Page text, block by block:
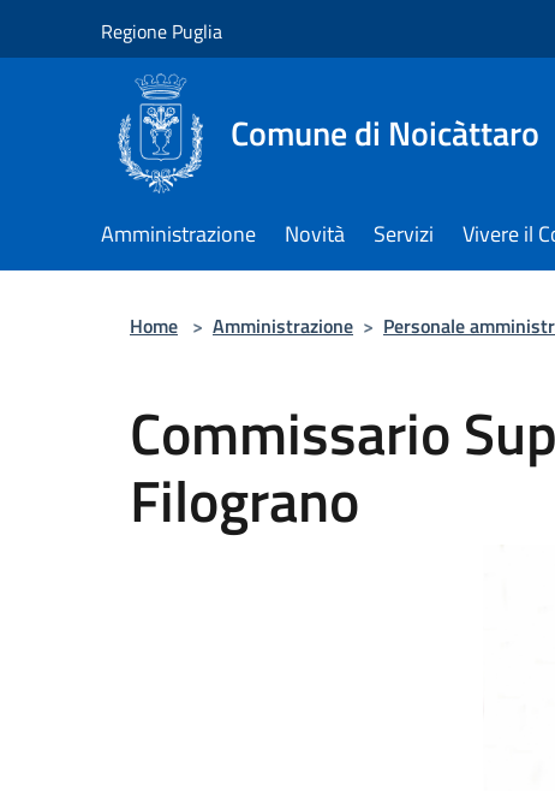
Regione Puglia
Comune di Noicàttaro
Amministrazione Novità Servizi Vivere il
Home > Amministrazione > Personale
Commissario
Filograno